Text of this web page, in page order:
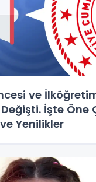
ve
İşte Öne
Yenilikler